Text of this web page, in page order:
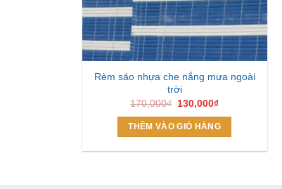
Rèm sáo nhựa che nắng mưa ngoài
trời
170,000₫ Giá
là:
170,000₫.
130,000₫Giá
tại
là:
THÊM VÀO GIỎ HÀNG